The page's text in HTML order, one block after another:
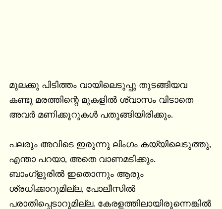
മുലക്കു പിടിത്തം വായിലെടുപ്പു തുടങ്ങിയവ
കണ്ടു മരത്തിന്റെ മുകളിൽ ശ്വാസം വിടാതെ
അവർ മണിക്കൂറുകൾ പതുങ്ങിയിരിക്കും.
പലരും അവിടെ ഇരുന്നു ലിംഗം കയ്യിലെടുത്തു,
എന്താ പറയാ, അതെ വാണമടിക്കും.
ബാംഗ്ളൂരിൽ ഇതൊന്നും ആരും
ശ്രധിക്കാറുമില്ല, പോലീസിൽ
പരാതിപ്പെടാറുമില്ല. കേരളത്തിലായിരുന്നെങ്കിൽ